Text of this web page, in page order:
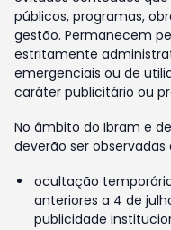
públicos, programas,
gestão. Permanecem
estritamente
emergenciais ou de
caráter publicitário ou
No âmbito do Ibram e
deverão ser
ocultação
anteriores a 4 de
publicidade